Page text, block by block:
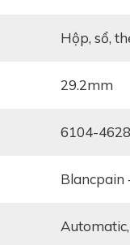
hộp, sổ,
29.2mm
6104-